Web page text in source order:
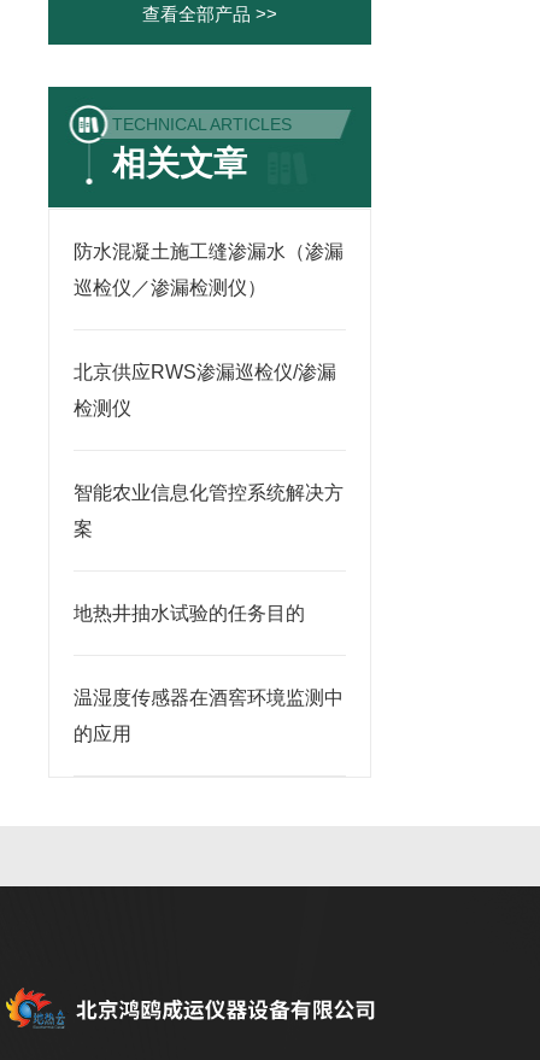
查看全部产品 >>
TECHNICAL ARTICLES
相关文章
防水混凝土施工缝渗漏水（渗漏
巡检仪／渗漏检测仪）
北京供应RWS渗漏巡检仪/渗漏
检测仪
智能农业信息化管控系统解决方
案
地热井抽水试验的任务目的
温湿度传感器在酒窖环境监测中
的应用